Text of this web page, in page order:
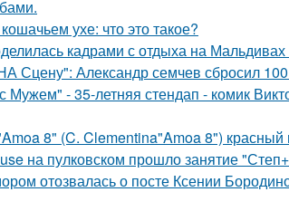
ухе: что это такое?
кадрами с отдыха на
Александр семчев сбросил 100
- 35-летняя стендап - комик
8" (C. Clementina"Amoa 8") красный
на пулковском прошло занятие
отозвалась о посте Ксении